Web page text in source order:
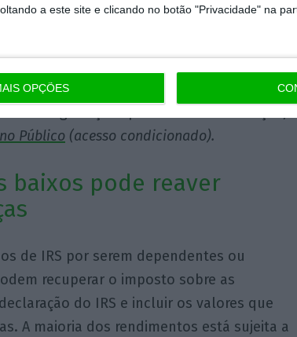
a este site e clicando no botão "Privacidade" na
OPÇÕES
competências do Estado central para
cheque anual de 1,2 mil milhões de
entre o Ministério da Administração
Portugueses e, desde que Álvaro
negociações para a descentralização, o
Público (acesso condicionado).
baixos pode reaver
de IRS por serem dependentes ou
recuperar o imposto sobre as
do IRS e incluir os valores que
A maioria dos rendimentos está sujeita a